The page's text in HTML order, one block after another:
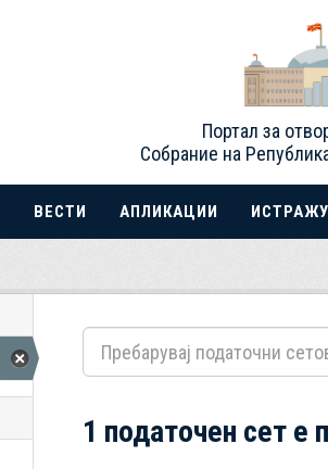
Портал за
Собрание на
ВЕСТИ АПЛИКАЦИИ
1 податочен сет е